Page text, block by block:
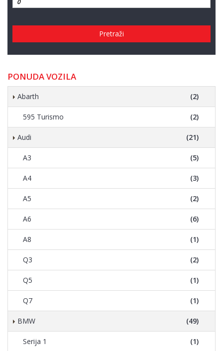
Pretraži
PONUDA VOZILA
Abarth (2)
595 Turismo (2)
Audi (21)
A3 (5)
A4 (3)
A5 (2)
A6 (6)
A8 (1)
Q3 (2)
Q5 (1)
Q7 (1)
BMW (49)
Serija 1 (1)